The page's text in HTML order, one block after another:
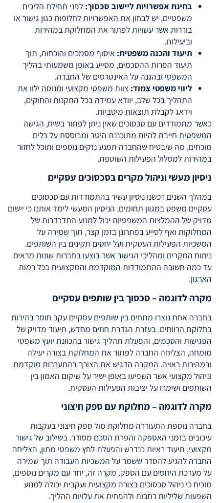
בחינת אפשרויות ליישוב סכסוך: לפני תחילת הליכים
משפטיים, יש לבחון את האפשרויות לחלופות כגון גישור או
בוררות אשר עשויות לפתור את המחלוקת במהירות
וביעילות.
תיעוד והכנה משפטית: איסוף מסמכים והוכחות, תוך
תיעוד הפרות ההסכמים, מסייע באופן משמעותי בהליך
המשפטי ובהגנה על האינטרסים של החברה.
ליווי משפטי צמוד: צוות משפטי מקצועי ומנוסה ילוו את
התהליך בכל שלב, יוודא עמידה בכל התקנות והחוקים,
וידאג לקבלת תוצאות מיטביות.
כאשר מתמודדים עם סכסוכים שאין ניתן לפתור בשיח, הגישה
המשפטית חייבת להיות מתוכננת היטב ומבוססת על כלים
מוכחים, מה שיבטיח שהחברה תמנע נזקים נוספים ותוכל לחזור
במהירות למסלול הפעילות השוטפת.
ניסיון מעשי וניהול מקרים בסכסוכים עסקיים
במהלך השנים רכשנו ניסיון עשיר בהתמודדות עם סכסוכים
עסקיים משפט במגוון תחומים. הניסיון המעשי לימד אותנו כי יישום
מדויק של ההמלצות המשפטיות יכול למנוע התדרדרות של
המחלוקות ואף לסייע בפתרונן בזמן קצר, תוך שמירה על
המשכיות הפעילות העסקית ועל יחסים תקינים בין השותפים.
ניתוח המקרים ומהליכי הגישור אשר בוצעו בחברות שונות מראים
עד כמה חשובה ההתמודדות המוקדמת והמקצועית בכל רמות
הארגון.
מקרה לדוגמה – סכסוך בין שותפים עסקיים
בחברה אחת נוצרו מתחים בין שותפים עסקיים עקב חוסר בהירות
בחלוקת הרווחים. בעזרת הגדרת חוזים מחדש, תיעוד מדויק של
הפגישות והסכמים, והפעלת תהליך גישור בהכוונת יועץ משפטי
מומחה, הצליחה החברה לפתור את המחלוקת בצורה יעילה
ובמהירות ראויה. המקרה הדגיש את הצורך בהתערבות מוקדמת
וניהול מקצועי אשר השפיעו באופן ישיר על שיקום האמון בין
השותפים ושימרו על יציבות הפעילות העסקית.
מקרה לדוגמה – מחלוקת עם ספק חיצוני
בחברה נוספת התעוררה מחלוקת מול ספק חיצוני בעקבות
עיכובים בזמני האספקה והפרת הסכם מסודר. בשילוב של גישור
מקצועי, תיעוד ראיות כנדרש והפעלת לחץ משפטי מתון, הצליחה
החברה להגיע להסדר ששמר על המשכיות העבודה תוך שמירה
על מערכת היחסים עם הספק. מקרה זה, יחד עם מקרים נוספים,
מוכיח כי ניהול סכסוכים בצורה מקצועית ועקבית יכולה למנוע
השפעות שליליות רחבות ולהפחית את עלויות ההליך.